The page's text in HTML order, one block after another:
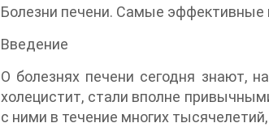
Болезни печени. Самые
Введение
О болезнях печени сегодня знают,
холецистит, стали вполне
с ними в течение многих